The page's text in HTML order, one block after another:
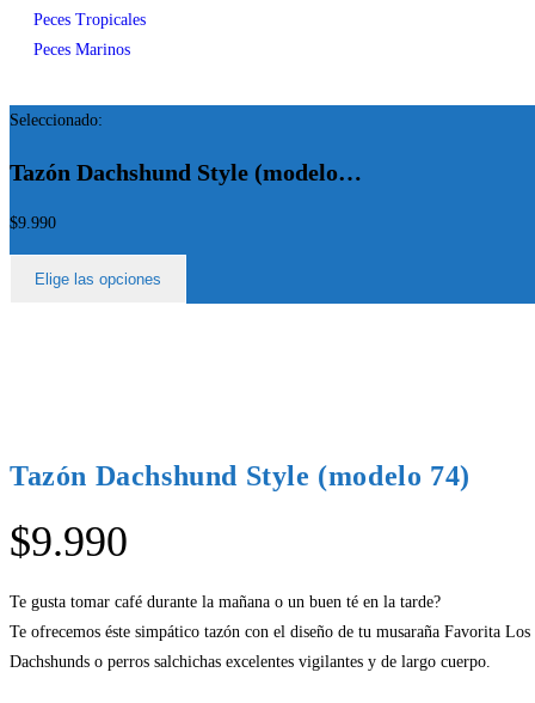
Peces Tropicales
Peces Marinos
Seleccionado:
Tazón Dachshund Style (modelo…
$9.990
Elige las opciones
Tazón Dachshund Style (modelo 74)
$9.990
Te gusta tomar café durante la mañana o un buen té en la tarde?
Te ofrecemos éste simpático tazón con el diseño de tu musaraña Favorita Los
Dachshunds o perros salchichas excelentes vigilantes y de largo cuerpo.